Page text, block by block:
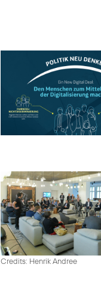
Credits: Henrik Andree